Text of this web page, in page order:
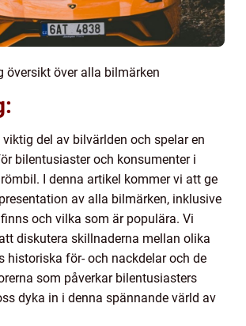
översikt över alla bilmärken
del av bilvärlden och spelar en
bilentusiaster och konsumenter i
I denna artikel kommer vi att ge
av alla bilmärken, inklusive
och vilka som är populära. Vi
diskutera skillnaderna mellan olika
historiska för- och nackdelar och de
som påverkar bilentusiasters
dyka in i denna spännande värld av